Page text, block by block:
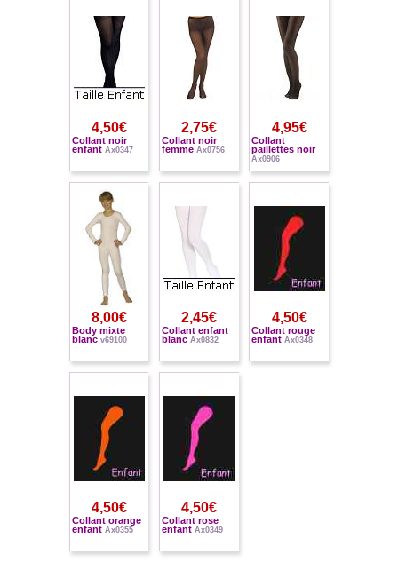
4,50€
Collant noir
enfant Ax0347
2,75€
Collant noir
femmeAx0756
4,95€
Collant
paillettes noir
Ax0906
8,00€
Body mixte
blanc v69100
2,45€
Collant enfant
blancAx0832
4,50€
Collant rouge
enfantAx0348
4,50€
Collant orange
enfant Ax0355
4,50€
Collant rose
enfantAx0349